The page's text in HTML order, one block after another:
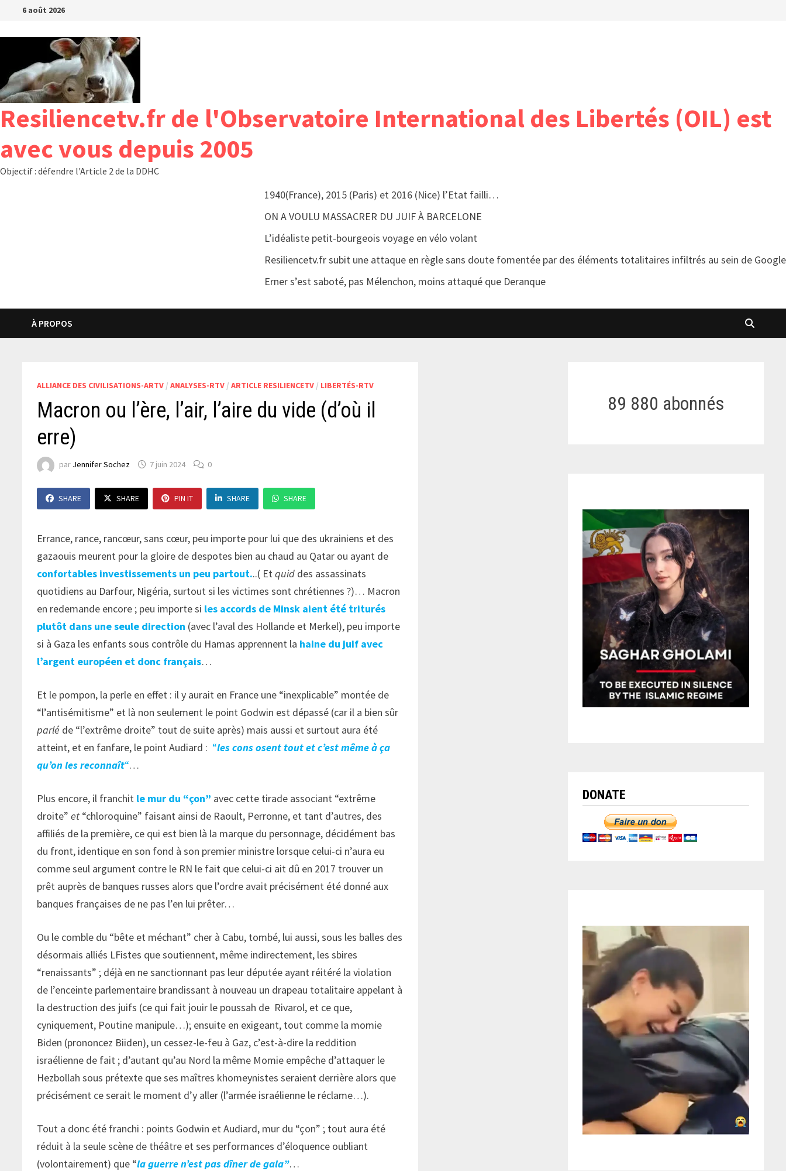
Passer
contenu
6 août 2026
Resiliencetv.fr de l'Observatoire International des Libertés (OIL) est
avec vous depuis 2005
Objectif : défendre l'Article 2 de la DDHC
1940(France), 2015 (Paris) et 2016 (Nice) l’Etat failli…
ON A VOULU MASSACRER DU JUIF À BARCELONE
L’idéaliste petit-bourgeois voyage en vélo volant
Resiliencetv.fr subit une attaque en règle sans doute fomentée par des éléments totalitaires infiltrés au sein de Google
Erner s’est saboté, pas Mélenchon, moins attaqué que Deranque
À PROPOS
ALLIANCE DES CIVILISATIONS-ARTV /ANALYSES-RTV /ARTICLE RESILIENCETV / LIBERTÉS-RTV
Macron ou l’ère, l’air, l’aire du vide (d’où il
erre)
par Jennifer Sochez 7 juin 2024 0
SHARE SHARE PIN IT SHARE SHARE
Errance, rance, rancœur, sans cœur, peu importe pour lui que des ukrainiens et des
gazaouis meurent pour la gloire de despotes bien au chaud au Qatar ou ayant de
confortables investissements un peu partout...( Etquid des assassinats
quotidiens au Darfour, Nigéria, surtout si les victimes sont chrétiennes ?)… Macron
en redemande encore ; peu importe si les accords de Minsk aient été triturés
plutôt dans une seule direction (avec l’aval des Hollande et Merkel), peu importe
si à Gaza les enfants sous contrôle du Hamas apprennent la haine du juif avec
l’argent européen et donc français…
Et le pompon, la perle en effet : il y aurait en France une “inexplicable” montée de
“l’antisémitisme” et là non seulement le point Godwin est dépassé (car il a bien sûr
parlé de “l’extrême droite” tout de suite après) mais aussi et surtout aura été
atteint, et en fanfare, le point Audiard : “les cons osent tout et c’est même à ça
qu’on les reconnaît“…
Plus encore, il franchit le mur du “çon” avec cette tirade associant “extrême
droite”et “chloroquine” faisant ainsi de Raoult, Perronne, et tant d’autres, des
affiliés de la première, ce qui est bien là la marque du personnage, décidément bas
du front, identique en son fond à son premier ministre lorsque celui-ci n’aura eu
comme seul argument contre le RN le fait que celui-ci ait dû en 2017 trouver un
prêt auprès de banques russes alors que l’ordre avait précisément été donné aux
banques françaises de ne pas l’en lui prêter…
Ou le comble du “bête et méchant” cher à Cabu, tombé, lui aussi, sous les balles des
désormais alliés LFistes que soutiennent, même indirectement, les sbires
“renaissants” ; déjà en ne sanctionnant pas leur députée ayant réitéré la violation
de l’enceinte parlementaire brandissant à nouveau un drapeau totalitaire appelant à
la destruction des juifs (ce qui fait jouir le poussah de Rivarol, et ce que,
cyniquement, Poutine manipule…); ensuite en exigeant, tout comme la momie
Biden (prononcez Biiden), un cessez-le-feu à Gaz, c’est-à-dire la reddition
israélienne de fait ; d’autant qu’au Nord la même Momie empêche d’attaquer le
Hezbollah sous prétexte que ses maîtres khomeynistes seraient derrière alors que
précisément ce serait le moment d’y aller (l’armée israélienne le réclame…).
Tout a donc été franchi : points Godwin et Audiard, mur du “çon” ; tout aura été
réduit à la seule scène de théâtre et ses performances d’éloquence oubliant
(volontairement) que “la guerre n’est pas dîner de gala”…
89 880 abonnés
DONATE